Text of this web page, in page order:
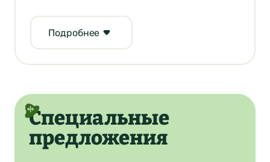
Подробнее
Специальные
предложения